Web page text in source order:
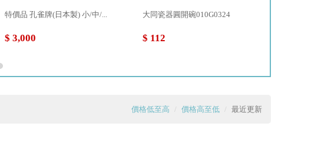
特價品 孔雀牌(日本製) 小/中/...
$ 3,000
大同瓷器圓開碗010G0324
$ 112
價格低至高 價格高至低 最近更新